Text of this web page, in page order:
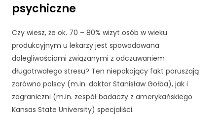
psychiczne
Czy wiesz, że ok. 70 – 80% wizyt osób w wieku
produkcyjnym u lekarzy jest spowodowana
dolegliwościami związanymi z odczuwaniem
długotrwałego stresu? Ten niepokojący fakt poruszają
zarówno polscy (m.in. doktor Stanisław Gołba), jak i
zagraniczni (m.in. zespół badaczy z amerykańskiego
Kansas State University) specjaliści.